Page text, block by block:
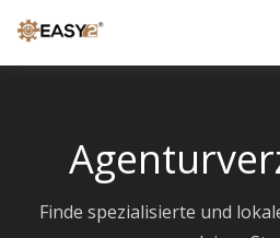
Finde spezialisierte und